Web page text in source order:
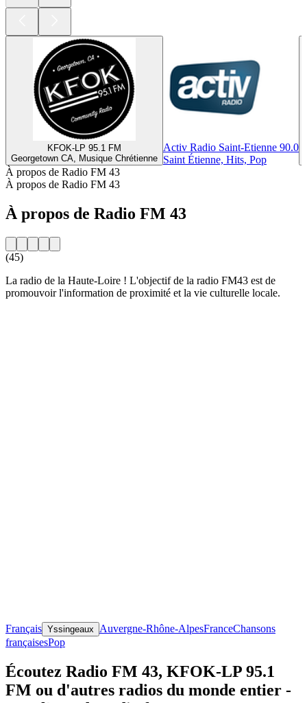
KFOK-LP 95.1 FM
Georgetown CA, Musique Chrétienne
Activ Radio Saint-Etienne 90.0
Saint Étienne, Hits, Pop
À propos de Radio FM 43
À propos de Radio FM 43
À propos de Radio FM 43
(45)
La radio de la Haute-Loire ! L'objectif de la radio FM43 est de
promouvoir l'information de proximité et la vie culturelle locale.
Français Yssingeaux Auvergne-Rhône-AlpesFranceChansons
françaisesPop
Écoutez Radio FM 43, KFOK-LP 95.1
FM ou d'autres radios du monde entier -